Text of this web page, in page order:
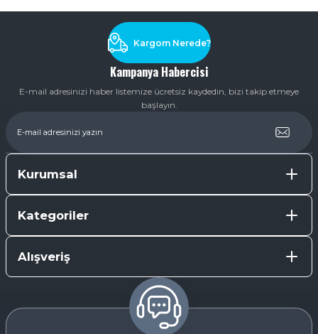
Kampanya Habercisi
E-mail adresinizi haber listemize ücretsiz kaydedin, bizi takip etmeye
başlayın.
Kargom Nerede?
Kurumsal
Kategoriler
Alışveriş